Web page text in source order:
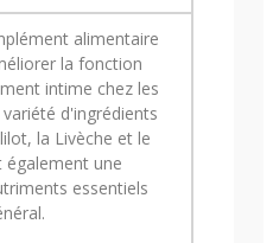
alimentaire
la fonction
intime chez les
d'ingrédients
la Livèche et le
également une
essentiels